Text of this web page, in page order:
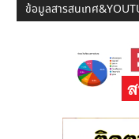
ข้อมูลสารสนเทศ